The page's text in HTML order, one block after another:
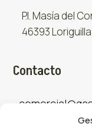
P.I. Masía del
46393
Contacto